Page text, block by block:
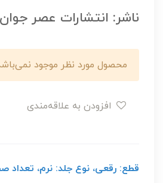
ناشر: انتشارات عصر جوان
محصول مورد نظر موجود